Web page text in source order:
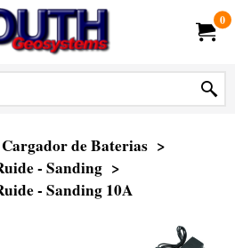
0
Cargador de Baterias >
- Sanding >
- Sanding 10A